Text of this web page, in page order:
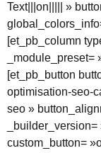
Text|||on||||| »
[et_pb_column
[et_pb_button
optimisation-seo-
seo »
custom_button=